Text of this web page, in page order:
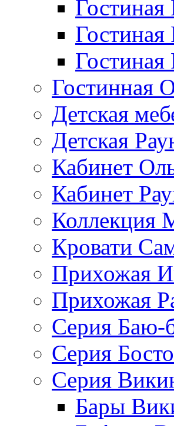
Гостиная
Гостиная
Гостиная
Гостинная
Детская
Детская
Кабинет
Кабинет
Коллекция
Кровати
Прихожая
Прихожая
Серия Баю-
Серия
Серия
Бары